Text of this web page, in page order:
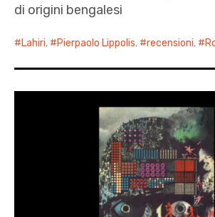
di origini bengalesi
Lahiri, Pierpaolo Lippolis, recensioni,